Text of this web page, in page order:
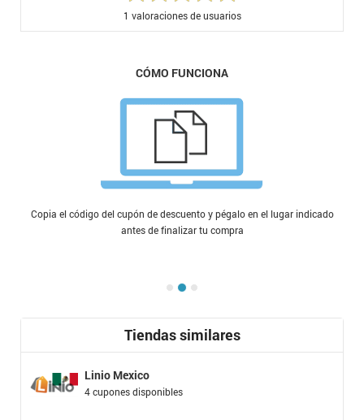
1 valoraciones de usuarios
CÓMO FUNCIONA
Copia el código del cupón de descuento y pégalo en el lugar indicado
antes de finalizar tu compra
Tiendas similares
Linio Mexico
4 cupones disponibles